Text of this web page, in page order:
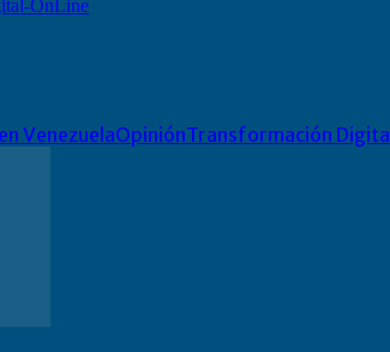
VenezuelaOpiniónTransformación Digital